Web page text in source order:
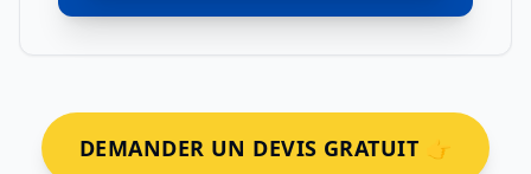
DEMANDER UN DEVIS GRATUIT 👉